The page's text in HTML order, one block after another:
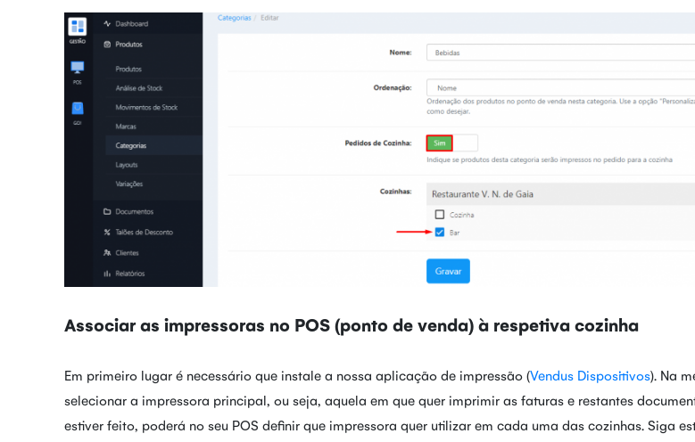
Associar as impressoras no POS (ponto de venda) à respetiva cozinha
Em primeiro lugar é necessário que instale a nossa aplicação de impressão (Vendus Dispositivos). Na
selecionar a impressora principal, ou seja, aquela em que quer imprimir as faturas e restantes
estiver feito, poderá no seu POS definir que impressora quer utilizar em cada uma das cozinhas. Siga